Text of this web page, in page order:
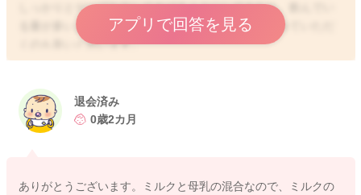
しっかりとゲップを出してあげるようにしてみたり、飲んでい
る量が多いようでしたら、少し量を減らして様子をみていただ
くのも良いと思います。
どうぞよろしくお願いします。
アプリで回答を見る
2022/3/7 21:28
退会済み
0歳2カ月
ありがとうございます。ミルクと母乳の混合なので、ミルクの